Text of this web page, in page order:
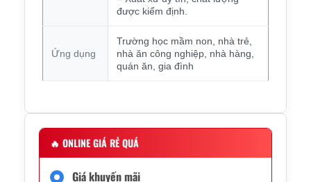
được kiểm định.
Ứng dụng
Trường học mầm non, nhà trẻ,
nhà ăn công nghiệp, nhà hàng,
quán ăn, gia đình
🔥 ONLINE GIÁ RẺ QUÁ
Giá khuyến mãi